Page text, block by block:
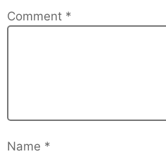
Comment *
Name *